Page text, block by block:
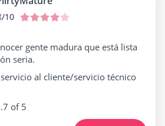
/10
gente madura que está lista
seria.
al cliente/servicio técnico
of 5